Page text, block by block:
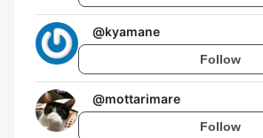
@kyamane
Follow
@mottarimare
Follow